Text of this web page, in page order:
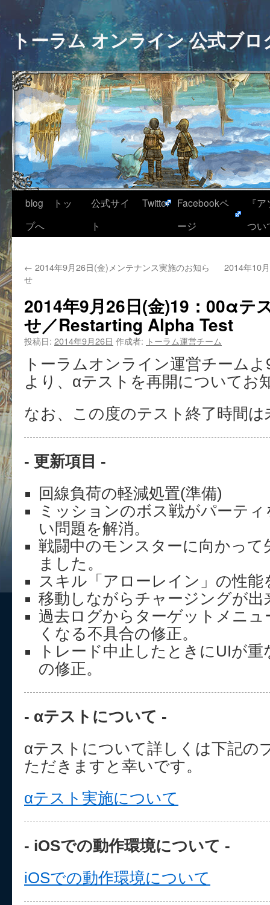
トーラム オンライン 公式ブロ
blog トッ
プへ
公式サイ
ト
Twitter
Facebookペ
ージ
『
つい
← 2014年9月26日(金)メンテナンス実施のお知ら
せ
2014年10
2014年9月26日(金)19：00αテ
せ／Restarting Alpha Test
投稿日: 2014年9月26日 作成者: トーラム運営チーム
トーラムオンライン運営チーム
より、αテストを再開についてお
なお、この度のテスト終了時間
- 更新項目 -
回線負荷の軽減処置(準備)
ミッションのボス戦がパーテ
い問題を解消。
戦闘中のモンスターに向かって
ました。
スキル「アローレイン」の性能
移動しながらチャージングが出
過去ログからターゲットメニ
くなる不具合の修正。
トレード中止したときにUIが
の修正。
- αテストについて -
αテストについて詳しくは下記の
ただきますと幸いです。
αテスト実施について
- iOSでの動作環境について -
iOSでの動作環境について